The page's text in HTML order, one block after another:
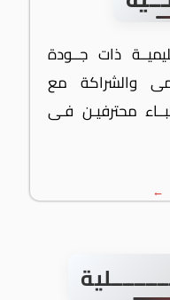
ذات جــودة
والشراكة مع
محترفيـن فـى